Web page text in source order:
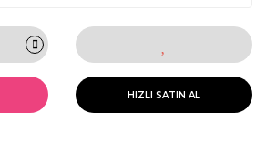
HIZLI SATIN AL